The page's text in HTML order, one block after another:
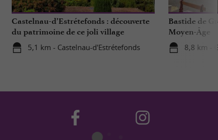
Castelnau-d’Estrétefonds : découverte
du patrimoine de ce joli village
5,1 km - Castelnau-d'Estrétefonds
Bastide de
Moyen-Âge
8,8 km -